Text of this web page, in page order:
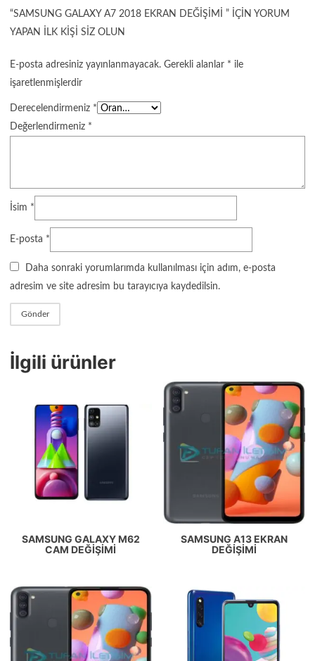
“SAMSUNG GALAXY A7 2018 EKRAN DEĞIŞIMI ” IÇIN YORUM
YAPAN ILK KIŞI SIZ OLUN
E-posta adresiniz yayınlanmayacak. Gerekli alanlar * ile
işaretlenmişlerdir
Derecelendirmeniz *
Değerlendirmeniz *
İsim *
E-posta *
Daha sonraki yorumlarımda kullanılması için adım, e-posta
adresim ve site adresim bu tarayıcıya kaydedilsin.
İlgili ürünler
SAMSUNG GALAXY M62
CAM DEĞIŞIMI
SAMSUNG A13 EKRAN
DEĞIŞIMI